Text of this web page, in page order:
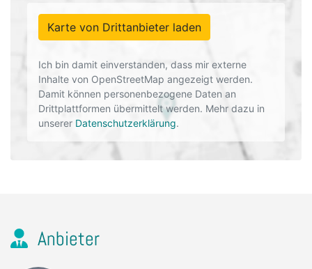
Karte von Drittanbieter laden
Ich bin damit einverstanden, dass mir externe
Inhalte von OpenStreetMap angezeigt werden.
Damit können personenbezogene Daten an
Drittplattformen übermittelt werden. Mehr dazu in
unserer Datenschutzerklärung.
Anbieter